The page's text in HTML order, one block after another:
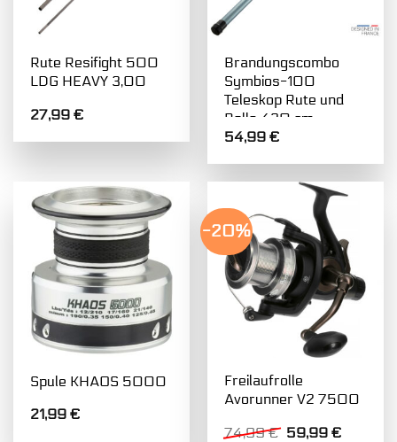
Rute Resifight 500
LDG HEAVY 3,00
27,99€
Brandungscombo
Symbios-100
Teleskop Rute und
Rolle 420 cm
54,99€
Spule KHAOS 5000
21,99€
-20%
Freilaufrolle
Avorunner V2 7500
74,99€ Ursprünglicher
59,99€